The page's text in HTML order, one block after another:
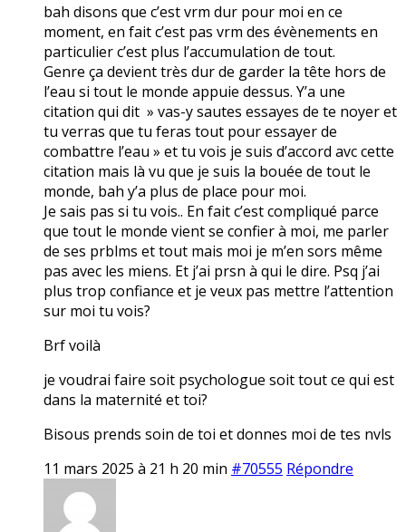
bah disons que c’est vrm dur pour moi en ce
moment, en fait c’est pas vrm des évènements en
particulier c’est plus l’accumulation de tout.
Genre ça devient très dur de garder la tête hors de
l’eau si tout le monde appuie dessus. Y’a une
citation qui dit » vas-y sautes essayes de te noyer et
tu verras que tu feras tout pour essayer de
combattre l’eau » et tu vois je suis d’accord avc cette
citation mais là vu que je suis la bouée de tout le
monde, bah y’a plus de place pour moi.
Je sais pas si tu vois.. En fait c’est compliqué parce
que tout le monde vient se confier à moi, me parler
de ses prblms et tout mais moi je m’en sors même
pas avec les miens. Et j’ai prsn à qui le dire. Psq j’ai
plus trop confiance et je veux pas mettre l’attention
sur moi tu vois?
Brf voilà
je voudrai faire soit psychologue soit tout ce qui est
dans la maternité et toi?
Bisous prends soin de toi et donnes moi de tes nvls
11 mars 2025 à 21 h 20 min #70555 Répondre